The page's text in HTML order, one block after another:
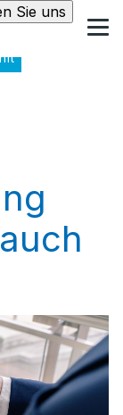
Sie uns